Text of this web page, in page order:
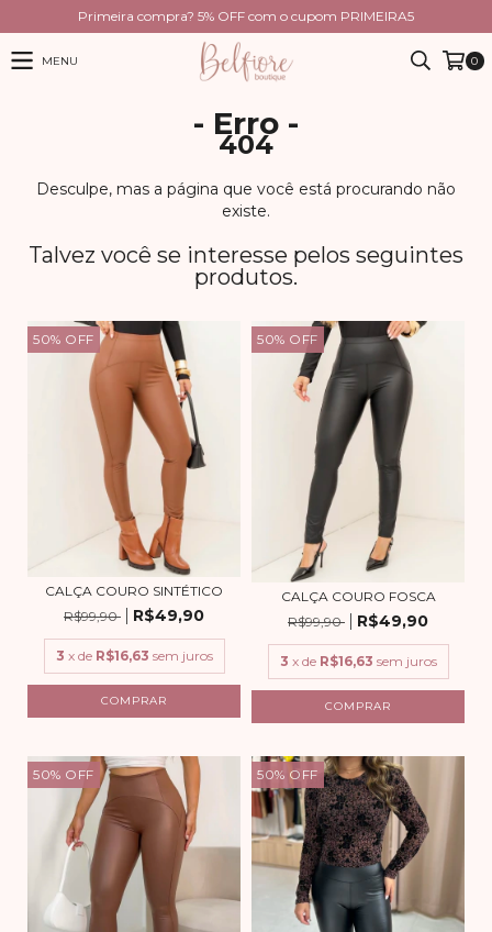
Primeira compra? 5% OFF com o cupom PRIMEIRA5
MENU 0
- Erro -
404
Desculpe, mas a página que você está procurando não
existe.
Talvez você se interesse pelos seguintes
produtos.
50% OFF
CALÇA COURO SINTÉTICO
R$99,90
R$49,90
3 x de R$16,63 sem juros
COMPRAR
50% OFF
CALÇA COURO FOSCA
R$99,90
R$49,90
3 x de R$16,63 sem juros
COMPRAR
50% OFF 50% OFF